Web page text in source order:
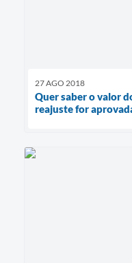
27 AGO 2018
Quer saber o valor
reajuste for